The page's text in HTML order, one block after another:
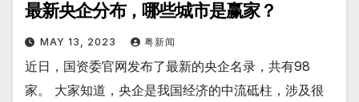
最新央企分布，哪些城市是赢家？
MAY 13, 2023 粤新闻
近日，国资委官网发布了最新的央企名录，共有98
家。 大家知道，央企是我国经济的中流砥柱，涉及很